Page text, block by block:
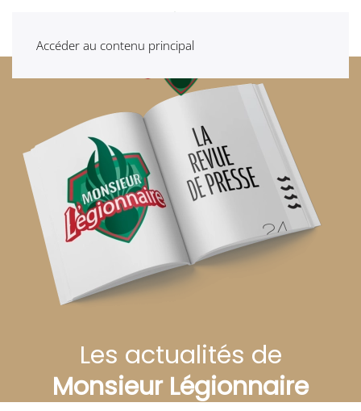
Accéder au contenu principal
Les actualités de
Monsieur Légionnaire